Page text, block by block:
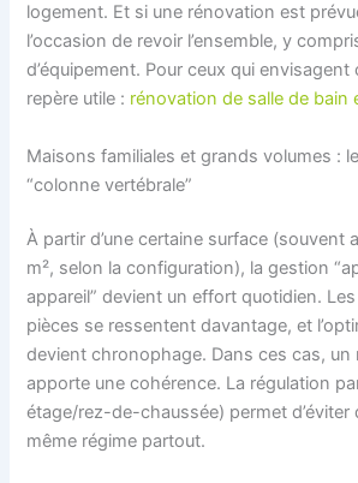
logement. Et si une rénovation est
l’occasion de revoir l’ensemble, y
d’équipement. Pour ceux qui envisagent
repère utile : rénovation de salle de bain
Maisons familiales et grands volumes :
“colonne vertébrale”
À partir d’une certaine surface (souvent
m², selon la configuration), la gestion
appareil” devient un effort quotidien.
pièces se ressentent davantage, et
devient chronophage. Dans ces cas, un
apporte une cohérence. La régulation
étage/rez-de-chaussée) permet d’éviter
même régime partout.